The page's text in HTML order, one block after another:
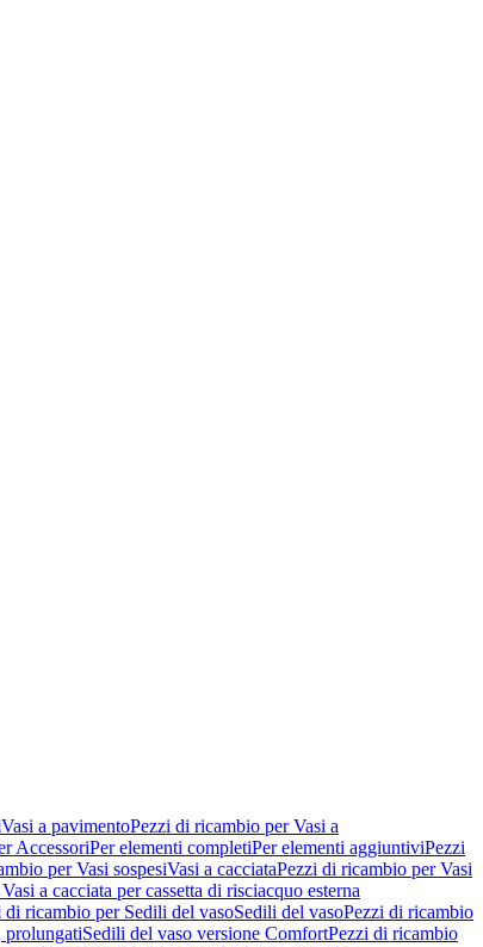
Vasi a pavimentoPezzi di ricambio per Vasi a
AccessoriPer elementi completiPer elementi aggiuntiviPezzi
per Vasi sospesiVasi a cacciataPezzi di ricambio per Vasi
a cacciata per cassetta di risciacquo esterna
di ricambio per Sedili del vasoSedili del vasoPezzi di ricambio
prolungatiSedili del vaso versione ComfortPezzi di ricambio